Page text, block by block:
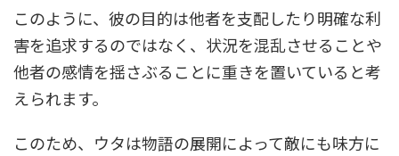
このように、彼の目的は他者を支配したり明確な利
害を追求するのではなく、状況を混乱させることや
他者の感情を揺さぶることに重きを置いていると考
えられます。
このため、ウタは物語の展開によって敵にも味方に